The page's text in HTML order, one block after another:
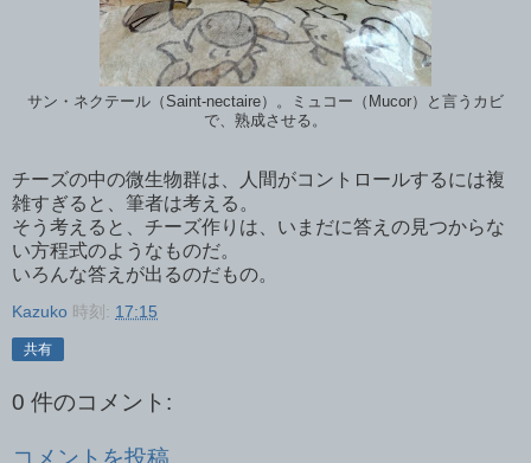
サン・ネクテール（Saint-nectaire）。ミュコー（Mucor）と言うカビ
で、熟成させる。
チーズの中の微生物群は、人間がコントロールするには複
雑すぎると、筆者は考える。
そう考えると、チーズ作りは、いまだに答えの見つからな
い方程式のようなものだ。
いろんな答えが出るのだもの。
Kazuko 時刻: 17:15
共有
0 件のコメント: